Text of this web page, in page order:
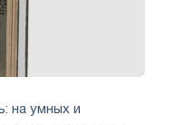
на умных и